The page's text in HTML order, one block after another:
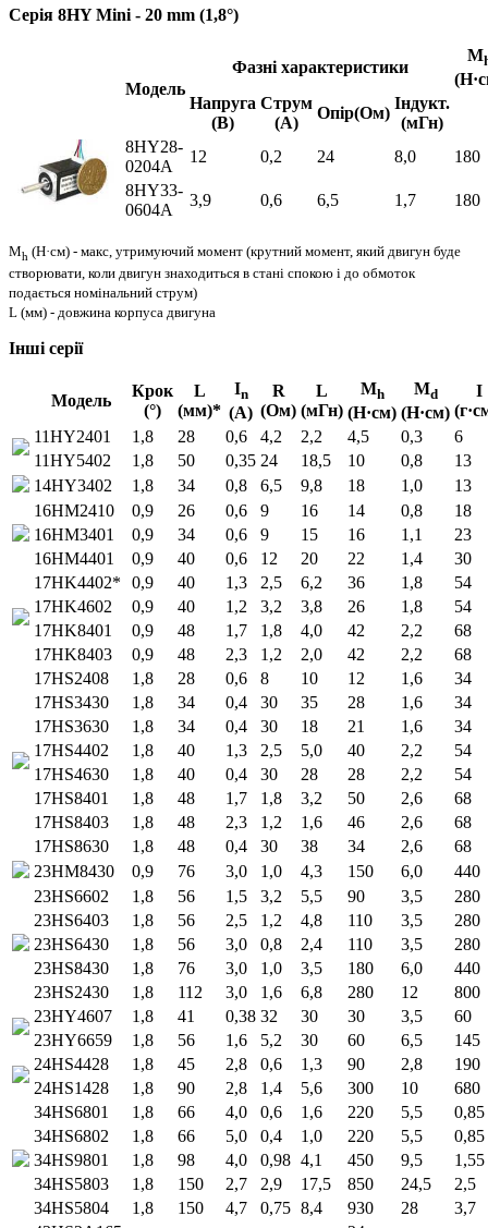
Cерія 8HY Mini - 20 mm (1,8°)
Модель
Фазні характеристики
M
Напруга
(В)
Струм
(А)
Опір(Ом)
Індукт.
(мГн)
8HY28-
0204A
12 0,2 24 8,0
180
8HY33-
0604A
3,9 0,6 6,5 1,7 180
Mh (Н·см) - макс, утримуючий момент (крутний момент, який двигун буде
створювати, коли двигун знаходиться в стані спокою і до обмоток
подається номінальний струм)
L (мм) - довжина корпуса двигуна
Інші серії
Модель
Крок
(°)
L
(мм)*
In
(A)
R
(Ом)
L
(мГн)
Mh
(Н·см)
Md
(Н·см)
I
11HY2401
1,8 28 0,6 4,2 2,2 4,5 0,3
6
11HY5402
1,8 50 0,35 24 18,5 10 0,8
13
14HY3402
1,8 34 0,8 6,5 9,8 18 1,0
13
16HM2410
0,9 26 0,6 9 16 14 0,8
18
16HM3401
0,9 34 0,6 9 15 16 1,1
23
16HM4401
0,9 40 0,6 12 20 22 1,4
30
17HK4402*
0,9 40 1,3 2,5 6,2 36 1,8
54
17HK4602
0,9 40 1,2 3,2 3,8 26 1,8
54
17HK8401
0,9 48 1,7 1,8 4,0 42 2,2
68
17HK8403
0,9 48 2,3 1,2 2,0 42 2,2
68
17HS2408
1,8 28 0,6 8 10 12 1,6
34
17HS3430
1,8 34 0,4 30 35 28 1,6
34
17HS3630
1,8 34 0,4 30 18 21 1,6
34
17HS4402
1,8 40 1,3 2,5 5,0 40 2,2
54
17HS4630
1,8 40 0,4 30 28 28 2,2
54
17HS8401
1,8 48 1,7 1,8 3,2 50 2,6
68
17HS8403
1,8 48 2,3 1,2 1,6 46 2,6
68
17HS8630
1,8 48 0,4 30 38 34 2,6
68
23HM8430
0,9 76 3,0 1,0 4,3 150 6,0
440
23HS6602
1,8 56 1,5 3,2 5,5 90 3,5
280
23HS6403
1,8 56 2,5 1,2 4,8 110 3,5
280
23HS6430
1,8 56 3,0 0,8 2,4 110 3,5
280
23HS8430
1,8 76 3,0 1,0 3,5 180 6,0
440
23HS2430
1,8 112 3,0 1,6 6,8 280 12
800
23HY4607
1,8 41 0,38 32 30 30 3,5
60
23HY6659
1,8 56 1,6 5,2 30 60 6,5
145
24HS4428
1,8 45 2,8 0,6 1,3 90 2,8
190
24HS1428
1,8 90 2,8 1,4 5,6 300 10
680
34HS6801
1,8 66 4,0 0,6 1,6 220 5,5
0,85
34HS6802
1,8 66 5,0 0,4 1,0 220 5,5
0,85
34HS9801
1,8 98 4,0 0,98 4,1 450 9,5
1,55
34HS5803
1,8 150 2,7 2,9 17,5 850 24,5
2,5
34HS5804
1,8 150 4,7 0,75 8,4 930 28
3,7